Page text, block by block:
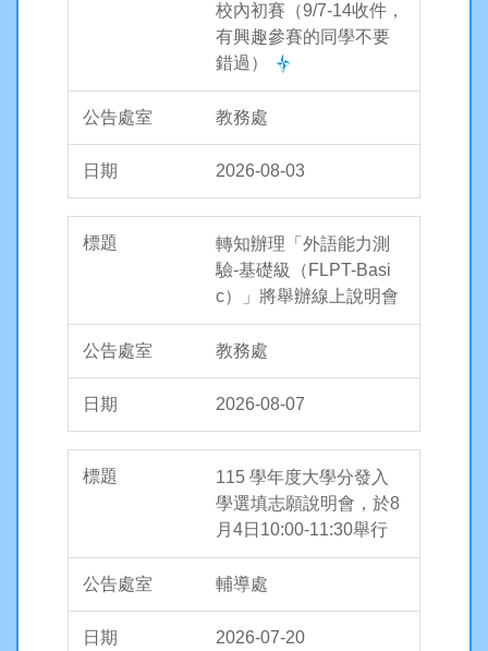
校內初賽（9/7-14收件，
有興趣參賽的同學不要
錯過）
教務處
2026-08-03
轉知辦理「外語能力測
驗-基礎級（FLPT-Basi
c）」將舉辦線上說明會
教務處
2026-08-07
115 學年度大學分發入
學選填志願說明會，於8
月4日10:00-11:30舉行
輔導處
2026-07-20